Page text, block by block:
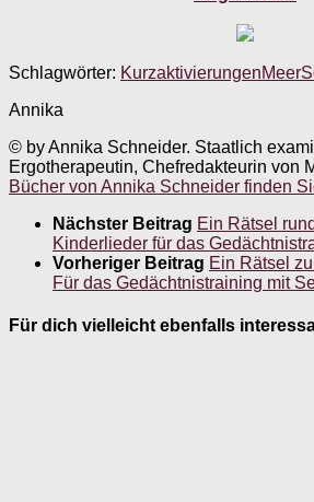
Schlagwörter: KurzaktivierungenMeer
Annika
© by Annika Schneider. Staatlich
Ergotherapeutin, Chefredakteurin von
Bücher von Annika Schneider finden
Nächster Beitrag Ein Rätsel
Kinderlieder für das
Vorheriger Beitrag Ein Rätsel
Für das Gedächtnistraining mit
Für dich vielleicht ebenfalls